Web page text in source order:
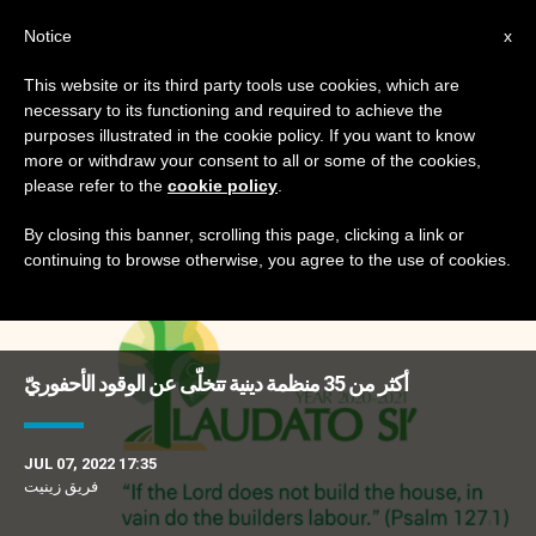
TAG
Posts Tagged ‘دول’
DERNIÈRES NOUVELLES
أكثر من 35 منظمة دينية تتخلّى عن الوقود الأحفوريّ
JUL 07, 2022 17:35
فريق زينيت
x
Notice
This website or its third party tools use cookies, which are
necessary to its functioning and required to achieve the
purposes illustrated in the cookie policy. If you want to know
more or withdraw your consent to all or some of the cookies,
please refer to the cookie policy
By closing this banner, scrolling this page, clicking a link or
continuing to browse otherwise, you agree to the use of cookies.